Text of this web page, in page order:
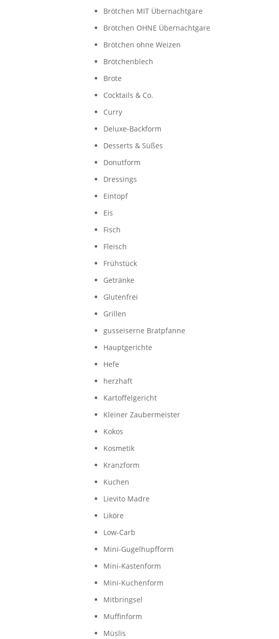
Brötchen MIT Übernachtgare
Brötchen OHNE Übernachtgare
Brötchen ohne Weizen
Brötchenblech
Brote
Cocktails & Co.
Curry
Deluxe-Backform
Desserts & Süßes
Donutform
Dressings
Eintopf
Eis
Fisch
Fleisch
Frühstück
Getränke
Glutenfrei
Grillen
gusseiserne Bratpfanne
Hauptgerichte
Hefe
herzhaft
Kartoffelgericht
Kleiner Zaubermeister
Kokos
Kosmetik
Kranzform
Kuchen
Lievito Madre
Liköre
Low-Carb
Mini-Gugelhupfform
Mini-Kastenform
Mini-Kuchenform
Mitbringsel
Muffinform
Müslis